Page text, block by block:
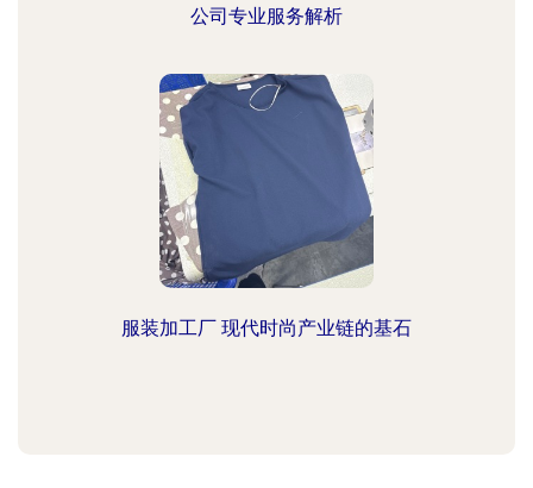
公司专业服务解析
服装加工厂 现代时尚产业链的基石